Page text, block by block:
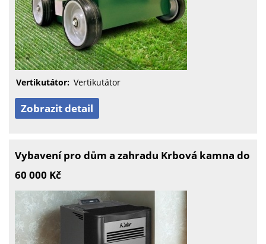
Vertikutátor: Vertikutátor
Zobrazit detail
Vybavení pro dům a zahradu Krbová kamna do
60 000 Kč